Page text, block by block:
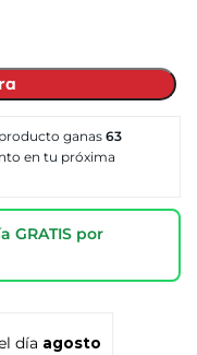
ganas 63
en tu próxima
GRATIS por
día agosto